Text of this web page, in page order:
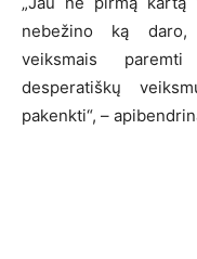
nebežino ką daro,
veiksmais
desperatiškų
pakenkti“, –